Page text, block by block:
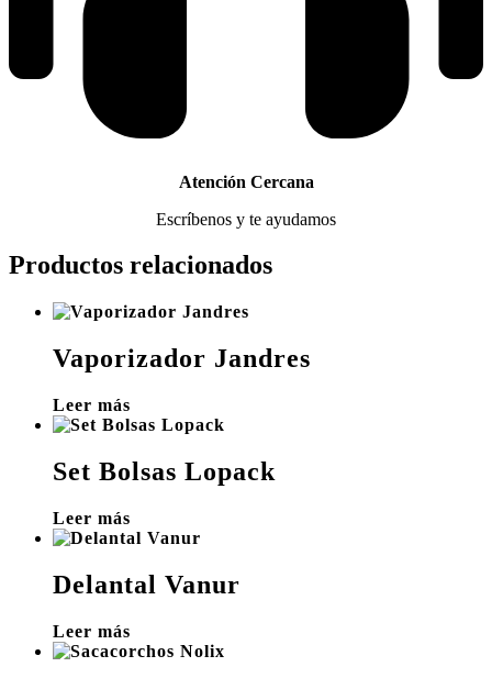
Atención Cercana
Escríbenos y te ayudamos
Productos relacionados
Vaporizador Jandres
Leer más
Set Bolsas Lopack
Leer más
Delantal Vanur
Leer más